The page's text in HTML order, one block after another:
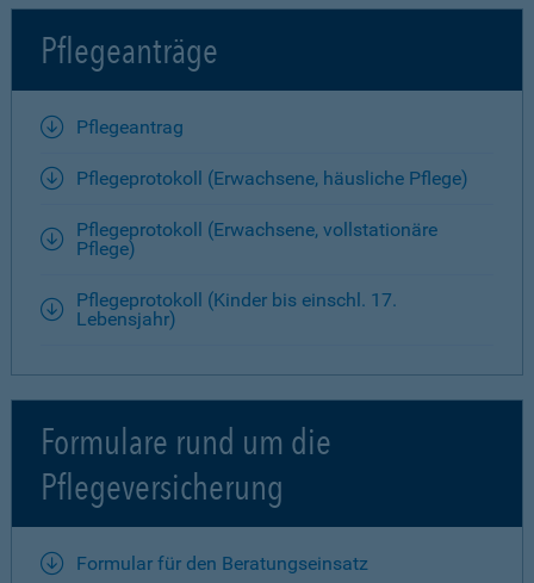
Pflegeanträge
Pflegeantrag
Pflegeprotokoll (Erwachsene, häusliche Pflege)
Pflegeprotokoll (Erwachsene, vollstationäre
Pflege)
Pflegeprotokoll (Kinder bis einschl. 17.
Lebensjahr)
Formulare rund um die
Pflegeversicherung
Formular für den Beratungseinsatz